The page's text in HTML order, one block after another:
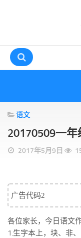
互动
评论
打赏
读者
存档
标签
语文
20170509一
2017年5月9日
广告代码2
各位家长，今日语文
1.生字本上，块、非